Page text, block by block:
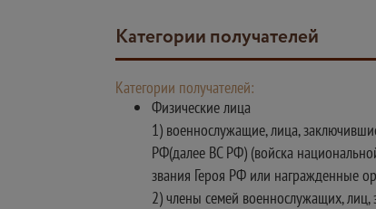
Категории получателей
Категории получателей:
Физические лица
1) военнослужащие, лица,
РФ(далее ВС РФ) (войска
звания Героя РФ или награжденные
2) члены семей военнослужащих,